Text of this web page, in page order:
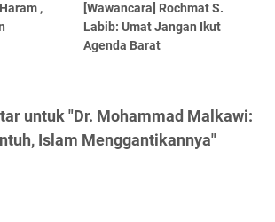
,
[Wawancara] Rochmat S.
Labib: Umat Jangan Ikut
Agenda Barat
untuk "Dr. Mohammad Malkawi:
Islam Menggantikannya"